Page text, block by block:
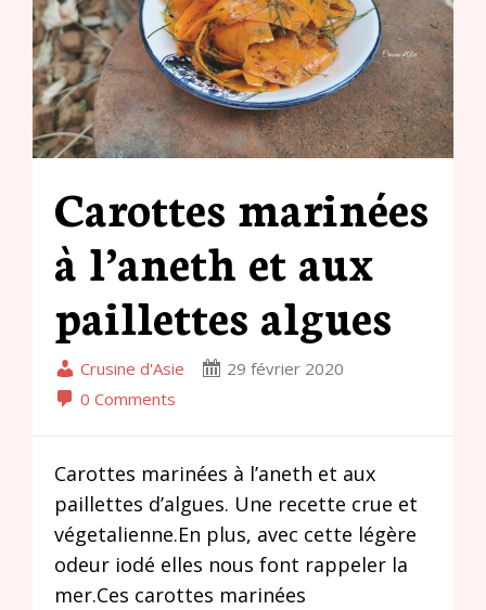
Carottes marinées
à l’aneth et aux
paillettes algues
Crusine d'Asie
29 février 2020
0 Comments
Carottes marinées à l’aneth et aux
paillettes d’algues. Une recette crue et
végetalienne.En plus, avec cette légère
odeur iodé elles nous font rappeler la
mer.Ces carottes marinées